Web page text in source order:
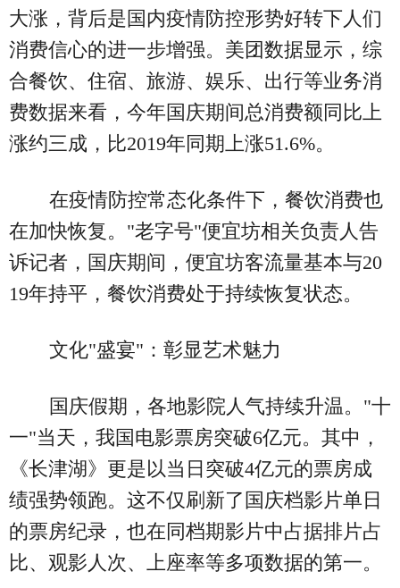
大涨，背后是国内疫情防控形势好转下人们
消费信心的进一步增强。美团数据显示，综
合餐饮、住宿、旅游、娱乐、出行等业务消
费数据来看，今年国庆期间总消费额同比上
涨约三成，比2019年同期上涨51.6%。
在疫情防控常态化条件下，餐饮消费也
在加快恢复。"老字号"便宜坊相关负责人告
诉记者，国庆期间，便宜坊客流量基本与20
19年持平，餐饮消费处于持续恢复状态。
文化"盛宴"：彰显艺术魅力
国庆假期，各地影院人气持续升温。"十
一"当天，我国电影票房突破6亿元。其中，
《长津湖》更是以当日突破4亿元的票房成
绩强势领跑。这不仅刷新了国庆档影片单日
的票房纪录，也在同档期影片中占据排片占
比、观影人次、上座率等多项数据的第一。